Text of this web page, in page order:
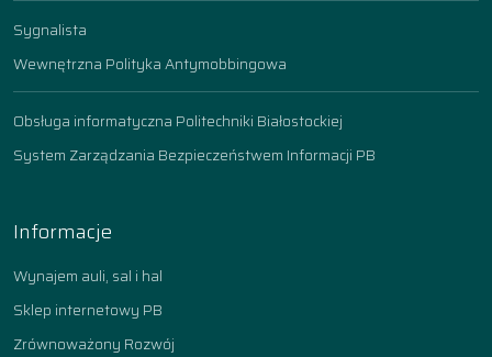
Sygnalista
Wewnętrzna Polityka Antymobbingowa
Obsługa informatyczna Politechniki Białostockiej
System Zarządzania Bezpieczeństwem Informacji PB
Informacje
Wynajem auli, sal i hal
Sklep internetowy PB
Zrównoważony Rozwój